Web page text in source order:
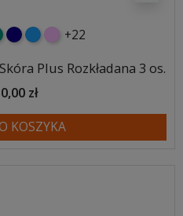
granatowy
niebieski
różowy
+22
Plus Rozkładana 3 os.
zł
KOSZYKA